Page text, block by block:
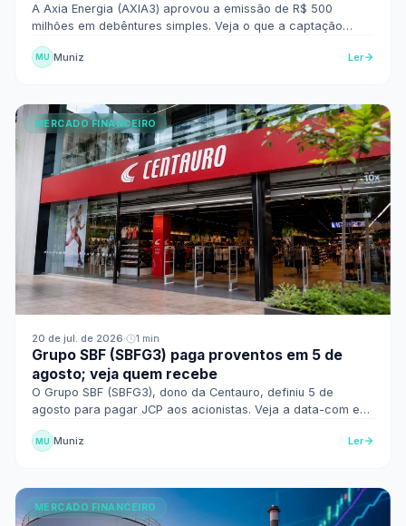
A Axia Energia (AXIA3) aprovou a emissão de R$ 500
milhões em debêntures simples. Veja o que a captação
MU Muniz Ler
MERCADO FINANCEIRO
20 de jul. de 2026· 1 min
Grupo SBF (SBFG3) paga proventos em 5 de
agosto; veja quem recebe
O Grupo SBF (SBFG3), dono da Centauro, definiu 5 de
agosto para pagar JCP aos acionistas. Veja a data-com e
como saber se você tem direito ao provento.
MU Muniz Ler
MERCADO FINANCEIRO